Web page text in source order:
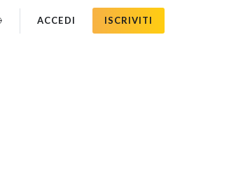
ACCEDI ISCRIVITI